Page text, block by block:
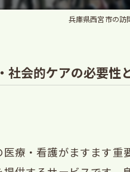
兵庫県西宮市の訪
社会的ケアの必要性
療・看護がますます